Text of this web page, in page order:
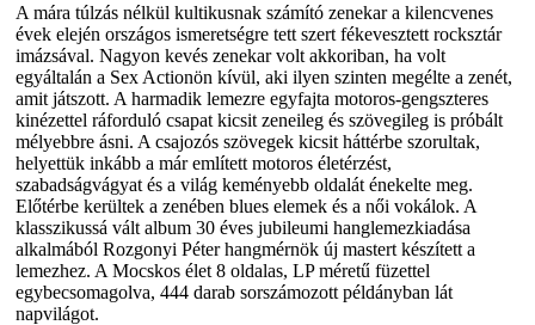
A mára túlzás nélkül kultikusnak számító zenekar a kilencvenes
évek elején országos ismeretségre tett szert fékevesztett rocksztár
imázsával. Nagyon kevés zenekar volt akkoriban, ha volt
egyáltalán a Sex Actionön kívül, aki ilyen szinten megélte a zenét,
amit játszott. A harmadik lemezre egyfajta motoros-gengszteres
kinézettel ráforduló csapat kicsit zeneileg és szövegileg is próbált
mélyebbre ásni. A csajozós szövegek kicsit háttérbe szorultak,
helyettük inkább a már említett motoros életérzést,
szabadságvágyat és a világ keményebb oldalát énekelte meg.
Előtérbe kerültek a zenében blues elemek és a női vokálok. A
klasszikussá vált album 30 éves jubileumi hanglemezkiadása
alkalmából Rozgonyi Péter hangmérnök új mastert készített a
lemezhez. A Mocskos élet 8 oldalas, LP méretű füzettel
egybecsomagolva, 444 darab sorszámozott példányban lát
napvilágot.